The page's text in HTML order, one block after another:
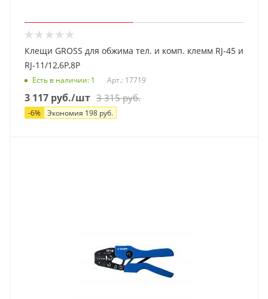
Клещи GROSS для обжима тел. и комп. клемм RJ-45 и
RJ-11/12,6P,8P
Есть в наличии: 1 Арт.: 17719
3 117 руб./шт 3 315руб.
-6% Экономия 198 руб.